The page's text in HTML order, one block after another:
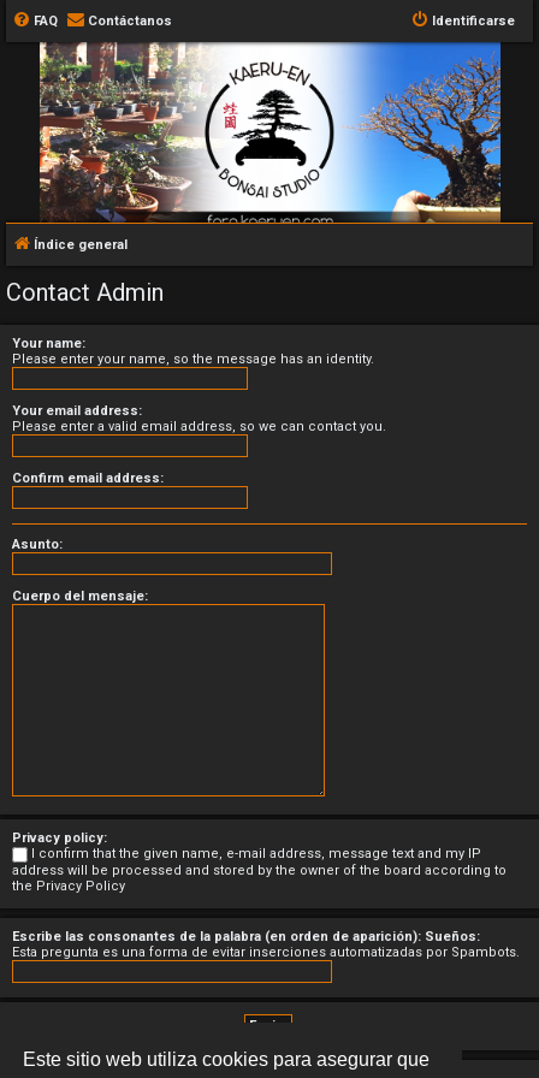
Este sitio web utiliza cookies para asegurar que
FAQ Contáctanos Identificarse
Índice general
Contact Admin
Your name:
Please enter your name, so the message has an identity.
Your email address:
Please enter a valid email address, so we can contact you.
Confirm email address:
Asunto:
Cuerpo del mensaje:
Privacy policy:
I confirm that the given name, e-mail address, message text and my IP
address will be processed and stored by the owner of the board according to
the Privacy Policy
Escribe las consonantes de la palabra (en orden de aparición): Sueños:
Esta pregunta es una forma de evitar inserciones automatizadas por Spambots.